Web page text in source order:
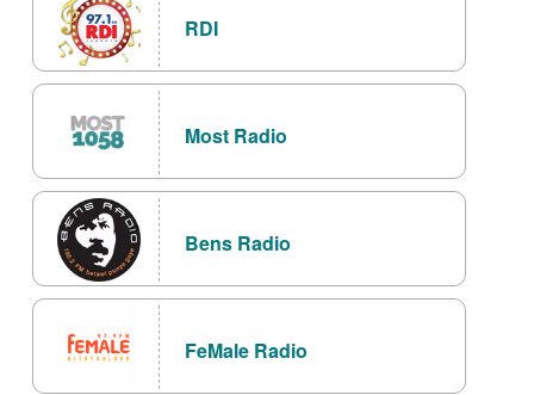
RDI
Most Radio
Bens Radio
FeMale Radio